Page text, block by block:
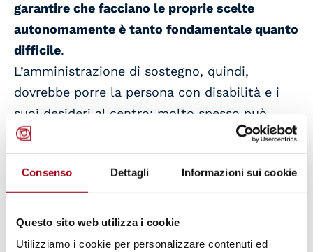
Consenso Dettagli Informazioni sui cookie
Questo sito web utilizza i cookie
Utilizziamo i cookie per personalizzare contenuti ed
garantire che facciano le proprie scelte
autonomamente è tanto fondamentale quanto
difficile.
L’amministrazione di sostegno, quindi,
dovrebbe porre la persona con disabilità e i
suoi desideri al centro; molto spesso può,
però, accadere che questa istituzione venga
ridotta ad una sostituzione, idea che si
distanzia molto dalla natura di questo ruolo.
L’ADS nasce, infatti, per supportare i/le
beneficiari/rie ed accompagnarli/le nel loro
percorso decisionale ed è per questa ragione